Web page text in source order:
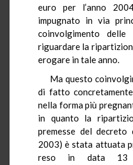
euro per l’anno
impugnato in via
coinvolgimento
riguardare la
erogare in tale anno.
Ma questo
di fatto
nella forma più
in quanto la
premesse del
2003) è stata attuata
reso in data 13